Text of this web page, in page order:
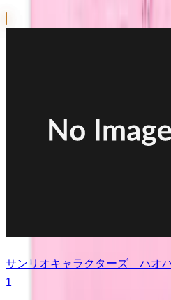
サンリオキャラクターズ ハオ
1